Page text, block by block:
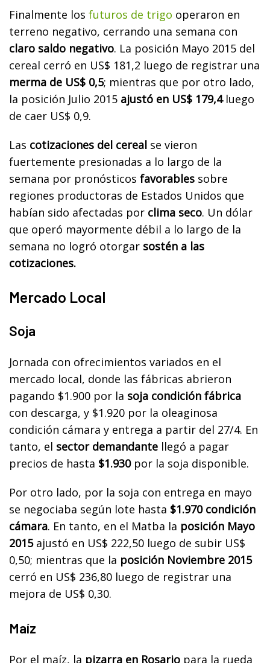
Finalmente los futuros de trigo operaron en
terreno negativo, cerrando una semana con
claro saldo negativo. La posición Mayo 2015 del
cereal cerró en US$ 181,2 luego de registrar una
merma de US$ 0,5; mientras que por otro lado,
la posición Julio 2015 ajustó en US$ 179,4luego
de caer US$ 0,9.
Las cotizaciones del cereal se vieron
fuertemente presionadas a lo largo de la
semana por pronósticos favorables sobre
regiones productoras de Estados Unidos que
habían sido afectadas por clima seco. Un dólar
que operó mayormente débil a lo largo de la
semana no logró otorgar sostén a las
cotizaciones.
Mercado Local
Soja
Jornada con ofrecimientos variados en el
mercado local, donde las fábricas abrieron
pagando $1.900 por la soja condición fábrica
con descarga, y $1.920 por la oleaginosa
condición cámara y entrega a partir del 27/4. En
tanto, el sector demandante llegó a pagar
precios de hasta $1.930por la soja disponible.
Por otro lado, por la soja con entrega en mayo
se negociaba según lote hasta $1.970 condición
cámara. En tanto, en el Matba la posición Mayo
2015ajustó en US$ 222,50 luego de subir US$
0,50; mientras que la posición Noviembre 2015
cerró en US$ 236,80 luego de registrar una
mejora de US$ 0,30.
Maíz
Por el maíz, la pizarra en Rosario para la rueda